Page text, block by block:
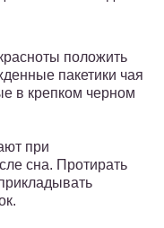
положить
пакетики чая
в крепком черном
при
сна. Протирать